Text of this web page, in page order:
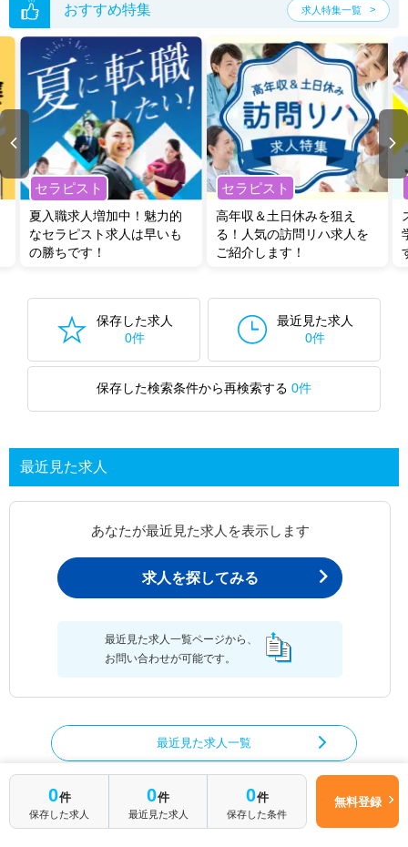
おすすめ特集 求人特集一覧
セラピスト
夏入職求人増加中！魅力的
なセラピスト求人は早いも
の勝ちです！
セラピスト
高年収＆土日休みを狙え
る！人気の訪問リハ求人を
ご紹介します！
保存した求人
0件
最近見た求人
0件
保存した検索条件から再検索する 0件
最近見た求人
あなたが最近見た求人を表示します
求人を探してみる
最近見た求人一覧ページから、
お問い合わせが可能です。
最近見た求人一覧
0件
保存した求人
0件
最近見た求人
0件
保存した条件
無料登録
作業療法士の求人を絞り込む